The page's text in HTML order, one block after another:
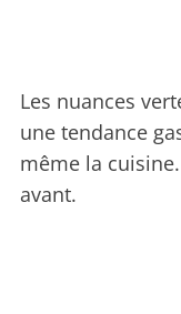
Les nuances
une tendance
même la
avant.